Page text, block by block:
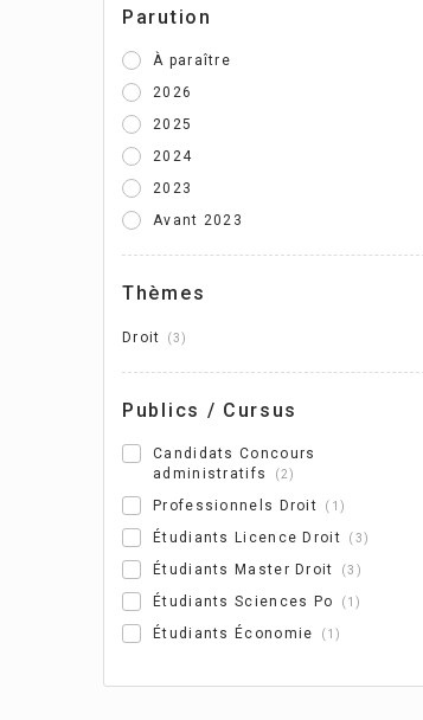
Parution
À paraître
2026
2025
2024
2023
Avant 2023
Thèmes
Droit 3
Publics / Cursus
Candidats Concours
administratifs
2
Professionnels Droit 1
Étudiants Licence Droit 3
Étudiants Master Droit 3
Étudiants Sciences Po 1
Étudiants Économie 1